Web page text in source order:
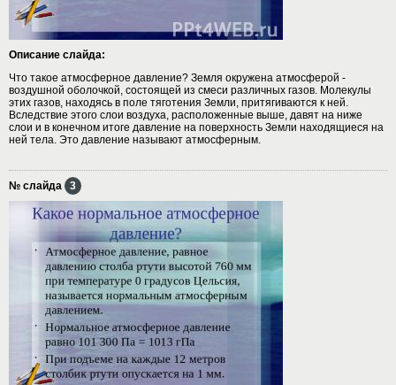
Описание слайда:
Что такое атмосферное давление? Земля окружена атмосферой -
воздушной оболочкой, состоящей из смеси различных газов. Молекулы
этих газов, находясь в поле тяготения Земли, притягиваются к ней.
Вследствие этого слои воздуха, расположенные выше, давят на ниже
слои и в конечном итоге давление на поверхность Земли находящиеся на
ней тела. Это давление называют атмосферным.
№ слайда 3